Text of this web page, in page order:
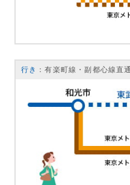
行き ：有楽町線・副都心線直